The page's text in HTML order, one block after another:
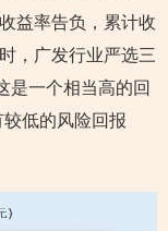
益率告负，累计收
，广发行业严选三
是一个相当高的回
低的风险回报